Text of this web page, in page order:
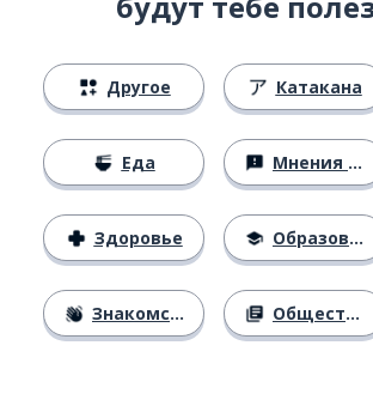
Другое
Еда
Здоровье
Знакомство
Катакана
Мнения и убеждения
Образование
Общество